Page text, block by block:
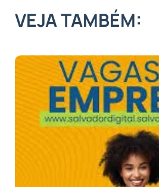
VEJA TAMBÉM: